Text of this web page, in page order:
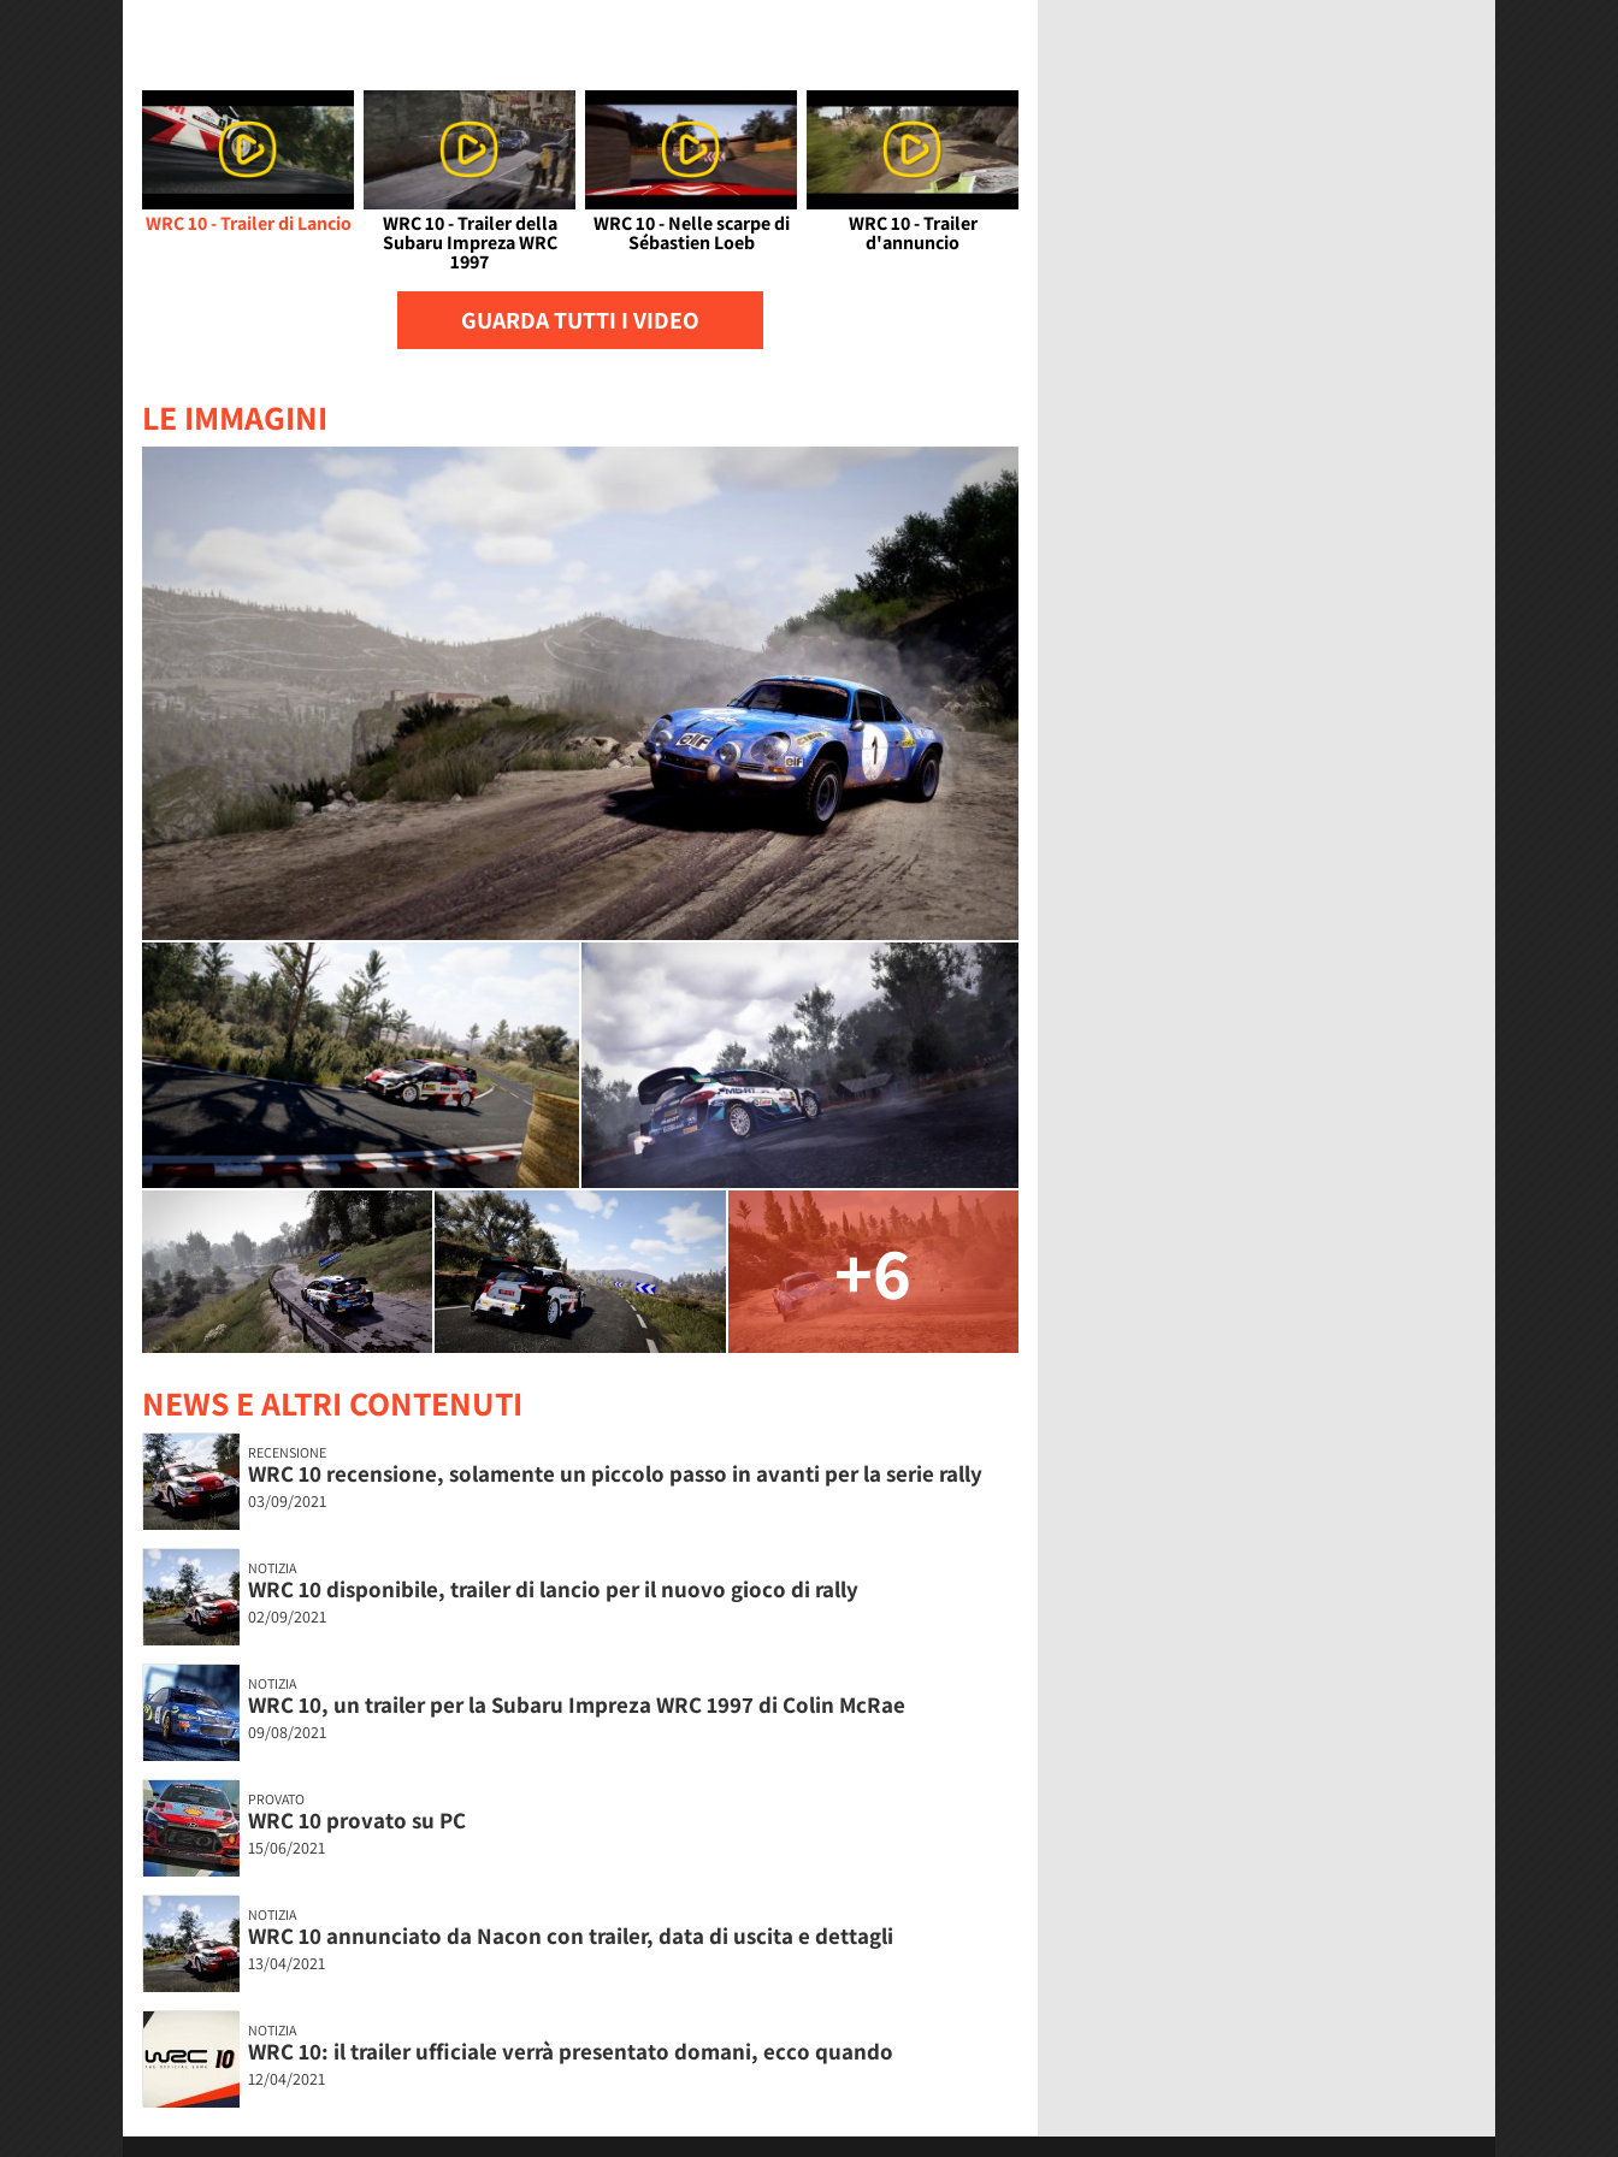
WRC 10 - Trailer di Lancio WRC 10 - Trailer della
Subaru Impreza WRC
1997
WRC 10 - Nelle scarpe di
Sébastien Loeb
WRC 10 - Trailer
d'annuncio
GUARDA TUTTI I VIDEO
LE IMMAGINI
+6
NEWS E ALTRI CONTENUTI
RECENSIONE
WRC 10 recensione, solamente un piccolo passo in avanti per la serie rally
03/09/2021
NOTIZIA
WRC 10 disponibile, trailer di lancio per il nuovo gioco di rally
02/09/2021
NOTIZIA
WRC 10, un trailer per la Subaru Impreza WRC 1997 di Colin McRae
09/08/2021
PROVATO
WRC 10 provato su PC
15/06/2021
NOTIZIA
WRC 10 annunciato da Nacon con trailer, data di uscita e dettagli
13/04/2021
NOTIZIA
WRC 10: il trailer ufficiale verrà presentato domani, ecco quando
12/04/2021